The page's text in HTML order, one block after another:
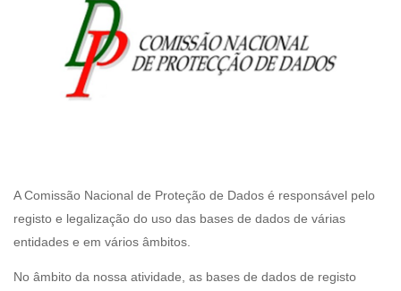
A Comissão Nacional de Proteção de Dados é responsável pelo
registo e legalização do uso das bases de dados de várias
entidades e em vários âmbitos.
No âmbito da nossa atividade, as bases de dados de registo